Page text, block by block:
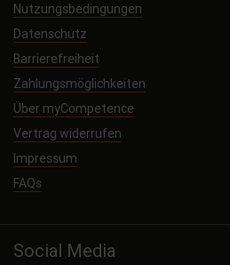
Nutzungsbedingungen
Datenschutz
Barrierefreiheit
Zahlungsmöglichkeiten
Über myCompetence
Vertrag widerrufen
Impressum
FAQs
Social Media